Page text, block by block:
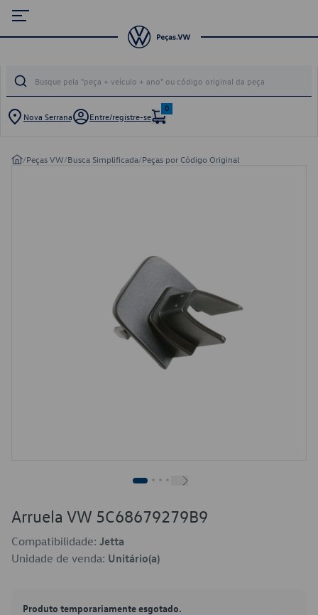
Nova Serrana Entre/registre-se
0
/Peças VW/Busca Simplificada/Peças por Código Original
Arruela VW 5C68679279B9
Compatibilidade: Jetta
Unidade de venda: Unitário(a)
Produto temporariamente esgotado.